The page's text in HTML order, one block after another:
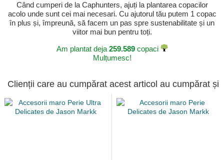
Când cumperi de la Caphunters, ajuți la plantarea copacilor
acolo unde sunt cei mai necesari. Cu ajutorul tău putem 1 copac
în plus și, împreună, să facem un pas spre sustenabilitate și un
viitor mai bun pentru toți.
Am plantat deja 259.589copaci
Mulțumesc!
Clienții care au cumpărat acest articol au cumpărat și